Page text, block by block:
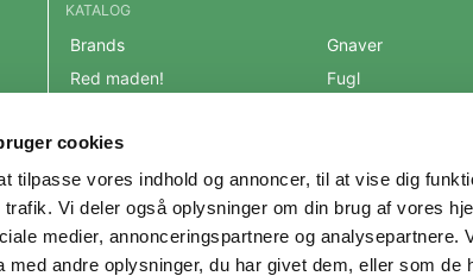
cookies
tilpasse vores indhold og annoncer, til at vise dig
Vi deler også oplysninger om din brug af vores
medier, annonceringspartnere og analysepartnere.
med andre oplysninger, du har givet dem, eller som de
KATALOG
Brands
Red maden!
Mest populære varer
OUTLET
Hund
Kat
Gnaver
Fugl
Hest
Andre Dyr
Veterinærfoder